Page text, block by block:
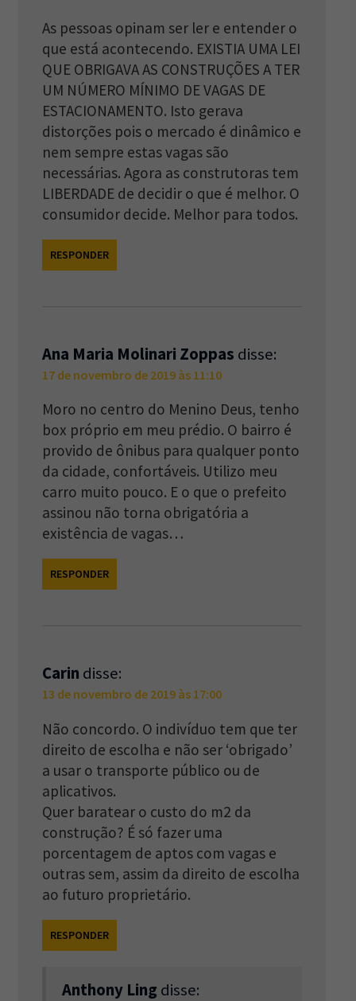
As pessoas opinam ser ler e entender o
que está acontecendo. EXISTIA UMA LEI
QUE OBRIGAVA AS CONSTRUÇÕES A TER
UM NÚMERO MÍNIMO DE VAGAS DE
ESTACIONAMENTO. Isto gerava
distorções pois o mercado é dinâmico e
nem sempre estas vagas são
necessárias. Agora as construtoras tem
LIBERDADE de decidir o que é melhor. O
consumidor decide. Melhor para todos.
RESPONDER
Ana Maria Molinari Zoppas disse:
17 de novembro de 2019 às 11:10
Moro no centro do Menino Deus, tenho
box próprio em meu prédio. O bairro é
provido de ônibus para qualquer ponto
da cidade, confortáveis. Utilizo meu
carro muito pouco. E o que o prefeito
assinou não torna obrigatória a
existência de vagas…
RESPONDER
Carin disse:
13 de novembro de 2019 às 17:00
Não concordo. O indivíduo tem que ter
direito de escolha e não ser ‘obrigado’
a usar o transporte público ou de
aplicativos.
Quer baratear o custo do m2 da
construção? É só fazer uma
porcentagem de aptos com vagas e
outras sem, assim da direito de escolha
ao futuro proprietário.
RESPONDER
Anthony Ling disse: